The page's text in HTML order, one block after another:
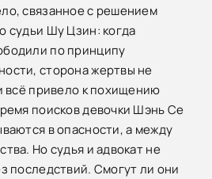
связанное с решением
судьи Шу Цзин: когда
по принципу
сторона жертвы не
всё привело к похищению
поисков девочки Шэнь Се
в опасности, а между
Но судья и адвокат не
последствий. Смогут ли они